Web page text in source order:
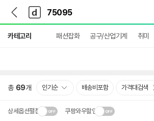
다
나
와
가
기
다
와
메
인
카테고리 패션잡화 공구/산업기계 취미
총 69개 인기순 배송비포함 가격대검색
상세옵션펼침 쿠팡와우할인